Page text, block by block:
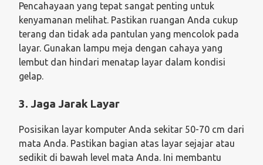
Pencahayaan yang tepat sangat penting untuk
kenyamanan melihat. Pastikan ruangan Anda cukup
terang dan tidak ada pantulan yang mencolok pada
layar. Gunakan lampu meja dengan cahaya yang
lembut dan hindari menatap layar dalam kondisi
gelap.
3. Jaga Jarak Layar
Posisikan layar komputer Anda sekitar 50-70 cm dari
mata Anda. Pastikan bagian atas layar sejajar atau
sedikit di bawah level mata Anda. Ini membantu